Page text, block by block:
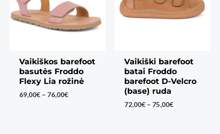
Vaikiškos barefoot
basutės Froddo
Flexy Lia rožinė
69,00€ – 76,00€Price
Vaikiški barefoot
batai Froddo
barefoot D-Velcro
(base) ruda
72,00€ – 75,00€Price